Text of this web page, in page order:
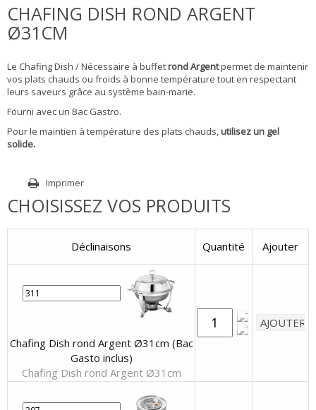
CHAFING DISH ROND ARGENT
Ø31CM
Le Chafing Dish / Nécessaire à buffetrond Argentpermet de maintenir
vos plats chauds ou froids à bonne température tout en respectant
leurs saveurs grâce au système bain-marie.
Fourni avec un Bac Gastro.
Pour le maintien à température des plats chauds,utilisez un gel
solide.
Imprimer
CHOISISSEZ VOS PRODUITS
Déclinaisons Quantité Ajouter
Chafing Dish rond Argent Ø31cm (Bac
Gasto inclus)
Chafing Dish rond Argent Ø31cm